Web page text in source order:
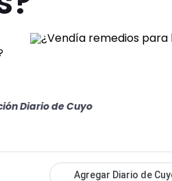
Diario de Cuyo
Agregar Diario de